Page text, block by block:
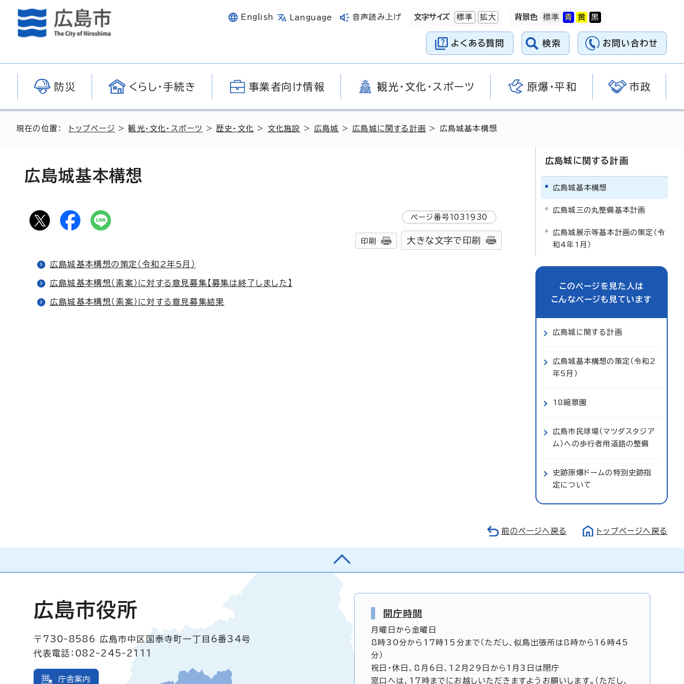
English Language 音声読み上げ 文字サイズ 標準 拡大 背景色
よくある質問 検索 お問い合わせ
防災 くらし・手続き 事業者向け情報 観光・文化・スポーツ 原爆・平和 市政
現在の位置： トップページ >観光・文化・スポーツ >歴史・文化 > 文化施設 > 広島城 > 広島城に関する計画 > 広島城基本構想
広島城基本構想
ページ番号1031930
印刷 大きな文字で印刷
広島城基本構想の策定（令和2年5月）
広島城基本構想（素案）に対する意見募集【募集は終了しました】
広島城基本構想（素案）に対する意見募集結果
広島城に関する計画
広島城基本構想
広島城三の丸整備基本計画
広島城展示等基本計画の策定（令
和4年1月）
このページを見た人は
こんなページも見ています
広島城に関する計画
広島城基本構想の策定（令和2
年5月）
18縮景園
広島市民球場（マツダスタジア
ム）への歩行者用道路の整備
史跡原爆ドームの特別史跡指
定について
前のページへ戻る トップページへ戻る
広島市役所
〒730-8586
広島市中区国泰寺町一丁目6番34号
代表電話：082-245-2111
庁舎案内
開庁時間
月曜日から金曜日
8時30分から17時15分まで（ただし、似島出張所は8時から16時45
分）
祝日・休日、8月6日、12月29日から1月3日は閉庁
窓口へは、17時までにお越しいただきますようお願いします。（ただし、